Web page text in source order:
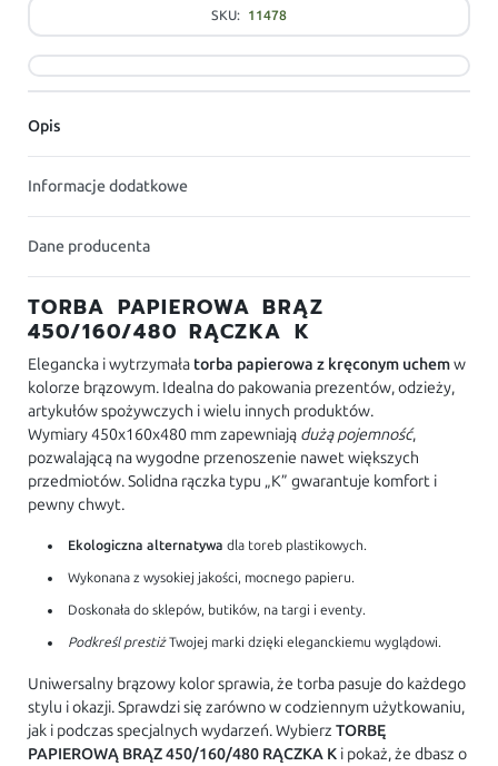
SKU: 11478
Opis
Informacje dodatkowe
Dane producenta
TORBA PAPIEROWA BRĄZ
450/160/480 RĄCZKA K
Elegancka i wytrzymała torba papierowa z kręconym uchemw
kolorze brązowym. Idealna do pakowania prezentów, odzieży,
artykułów spożywczych i wielu innych produktów.
Wymiary 450x160x480 mm zapewniają dużą pojemność,
pozwalającą na wygodne przenoszenie nawet większych
przedmiotów. Solidna rączka typu „K” gwarantuje komfort i
pewny chwyt.
Ekologiczna alternatywa dla toreb plastikowych.
Wykonana z wysokiej jakości, mocnego papieru.
Doskonała do sklepów, butików, na targi i eventy.
Podkreśl prestiżTwojej marki dzięki eleganckiemu wyglądowi.
Uniwersalny brązowy kolor sprawia, że torba pasuje do każdego
stylu i okazji. Sprawdzi się zarówno w codziennym użytkowaniu,
jak i podczas specjalnych wydarzeń. WybierzTORBĘ
PAPIEROWĄ BRĄZ 450/160/480 RĄCZKA K i pokaż, że dbasz o